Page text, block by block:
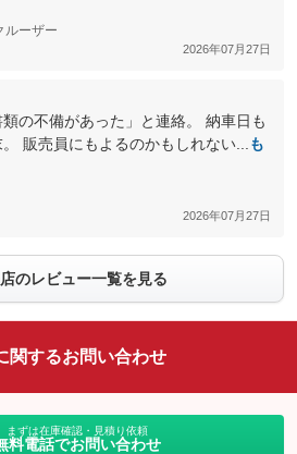
ルーザー
2026年07月27日
の不備があった」と連絡。 納車日も
販売員にもよるのかもしれない...
も
2026年07月27日
のレビュー一覧を見る
関するお問い合わせ
まずは在庫確認・見積り依頼
料電話でお問い合わせ